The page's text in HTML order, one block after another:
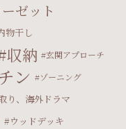
ゼット
物干し
収納 玄関アプローチ
ン ゾーニング
り、海外ドラマ
ウッドデッキ